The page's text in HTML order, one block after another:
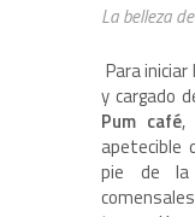
La belleza
Para
y cargado
Pum café,
apetecible
pie de la